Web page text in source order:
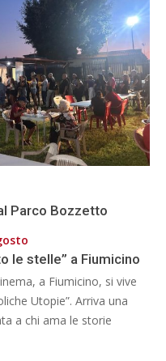
Parco Bozzetto
le stelle” a Fiumicino
a Fiumicino, si vive
Utopie”. Arriva una
a chi ama le storie